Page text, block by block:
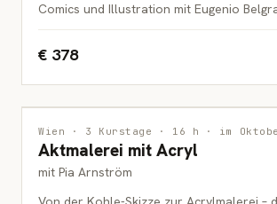
Comics und Illustration mit Eugenio
€ 378
MALEREI
ERWACHSENE
Wien · 3 Kurstage · 16 h · im
Aktmalerei mit Acryl
mit Pia Arnström